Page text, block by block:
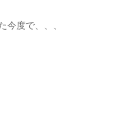
今度で、、、